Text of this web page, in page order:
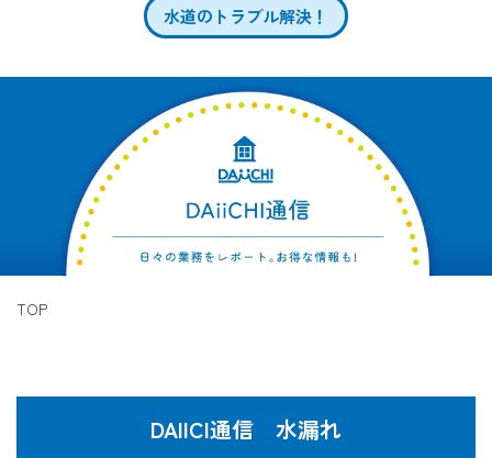
水道のトラブル解決！
TOP
DAIICI通信 水漏れ